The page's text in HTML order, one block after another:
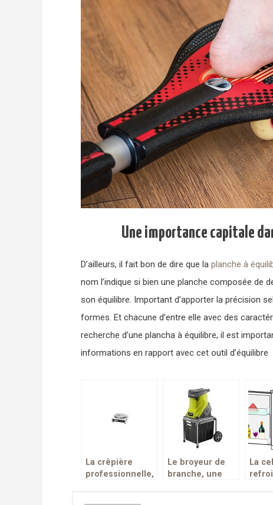
Une importance capitale
D’ailleurs, il fait bon de dire que la planche à
nom l’indique si bien une planche composée de
son équilibre. Important d’apporter la précision
formes. Et chacune d’entre elle avec des
recherche d’une plancha à équilibre, il est
informations en rapport avec cet outil d’équilibre
La crêpière
professionnelle,
Le broyeur de
branche, une
La